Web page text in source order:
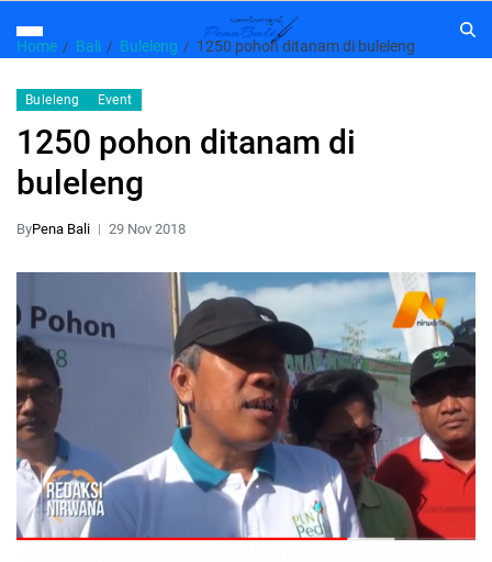
Home Bali Buleleng 1250 pohon ditanam di buleleng
Buleleng Event
1250 pohon ditanam di
buleleng
ByPena Bali 29 Nov 2018